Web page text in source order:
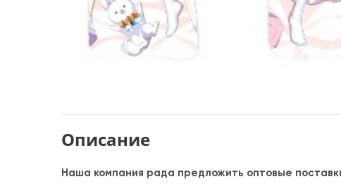
Описание
Наша компания рада предложить оптовые